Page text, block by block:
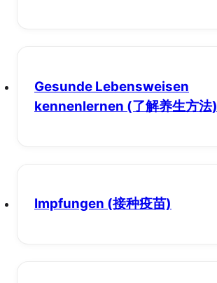
Gesunde Lebensweisen
kennenlernen (了解养生方法)
Impfungen (接种疫苗)